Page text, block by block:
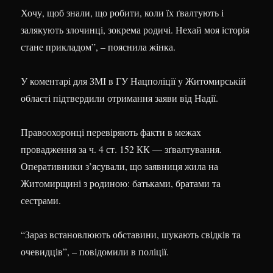
Хочу, щоб знали, що робити, коли їх ґвалтують і
залякують злочинці, зокрема родичі. Нехай моя історія
стане прикладом”, – пояснила жінка.
У коментарі для ЗМІ в ГУ Нацполіції у Житомирській
області підтвердили отримання заяви від Надії.
Правоохоронці перевіряють факти в межах
провадження за ч. 4 ст. 152 КК — зґвалтування.
Оперативники з’ясували, що заявниця жила на
Житомирщині з родиною: батьками, братами та
сестрами.
“Зараз встановлюють обставини, шукають свідків та
очевидців”, – повідомили в поліції.